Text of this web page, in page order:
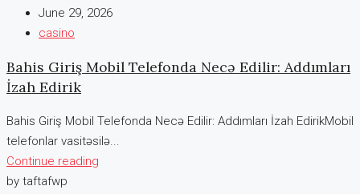
June 29, 2026
casino
Bahis Giriş Mobil Telefonda Necə Edilir: Addımları
İzah Edirik
Bahis Giriş Mobil Telefonda Necə Edilir: Addımları İzah EdirikMobil
telefonlar vasitəsilə...
Continue reading
by taftafwp